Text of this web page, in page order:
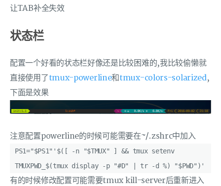
让TAB补全失效
状态栏
配置一个好看的状态栏好像还是比较困难的,我比较偷懒就
直接使用了tmux-powerline和tmux-colors-solarized,
下面是效果
注意配置powerline的时候可能需要在~/.zshrc中加入
PS1="$PS1"'$([ -n "$TMUX" ] && tmux setenv
TMUXPWD_$(tmux display -p "#D" | tr -d %) "$PWD")'
有的时候修改配置可能需要tmux kill-server后重新进入